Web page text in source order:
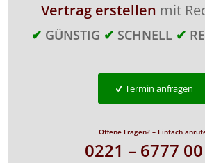
Vertrag erstellen mit
✔ GÜNSTIG ✔ SCHNELL ✔
Termin anfragen
Offene Fragen? – Einfach
0221 – 6777